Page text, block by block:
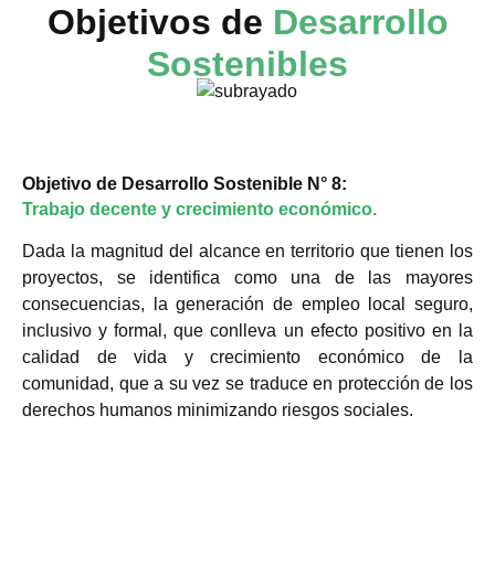
Objetivos de Desarrollo
Sostenibles
Objetivo de Desarrollo Sostenible N° 8:
Trabajo decente y crecimiento económico.
Dada la magnitud del alcance en territorio que tienen los
proyectos, se identifica como una de las mayores
consecuencias, la generación de empleo local seguro,
inclusivo y formal, que conlleva un efecto positivo en la
calidad de vida y crecimiento económico de la
comunidad, que a su vez se traduce en protección de los
derechos humanos minimizando riesgos sociales.